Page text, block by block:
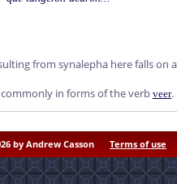
from synalepha here falls on
in forms of the verbveer.
by Andrew Casson Terms of use